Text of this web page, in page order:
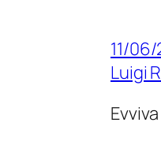
11/06/
Luigi